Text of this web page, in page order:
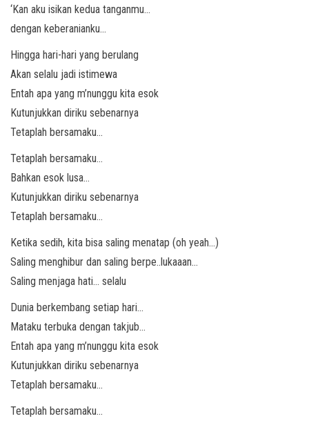
‘Kan aku isikan kedua tanganmu…
dengan keberanianku…
Hingga hari-hari yang berulang
Akan selalu jadi istimewa
Entah apa yang m’nunggu kita esok
Kutunjukkan diriku sebenarnya
Tetaplah bersamaku…
Tetaplah bersamaku…
Bahkan esok lusa…
Kutunjukkan diriku sebenarnya
Tetaplah bersamaku…
Ketika sedih, kita bisa saling menatap (oh yeah…)
Saling menghibur dan saling berpe..lukaaan…
Saling menjaga hati… selalu
Dunia berkembang setiap hari…
Mataku terbuka dengan takjub…
Entah apa yang m’nunggu kita esok
Kutunjukkan diriku sebenarnya
Tetaplah bersamaku…
Tetaplah bersamaku…